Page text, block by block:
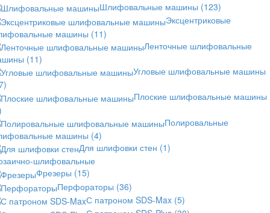
Шлифовальные машины (123)
Эксцентриковые
машины (11)
Ленточные шлифовальные
(11)
Угловые шлифовальные машины
Плоские шлифовальные машины
Полировальные
машины (4)
Для шлифовки стен (1)
шлифовальные
Фрезеры (15)
Перфораторы (36)
С патроном SDS-Max (5)